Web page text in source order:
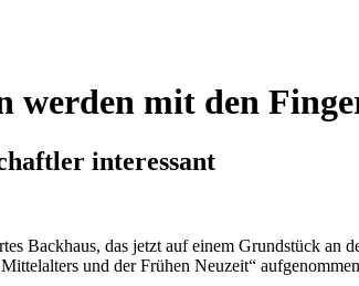
werden mit den
interessant
Backhaus, das jetzt auf einem Grundstück an
und der Frühen Neuzeit“